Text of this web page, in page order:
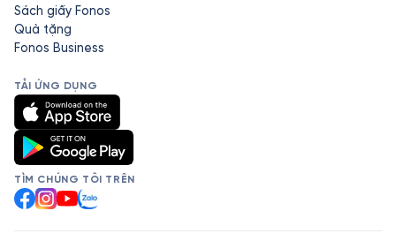
Sách giấy Fonos
Quà tặng
Fonos Business
TẢI ỨNG DỤNG
TÌM CHÚNG TÔI TRÊN
Facebook
Instagram
YouTube
Zalo